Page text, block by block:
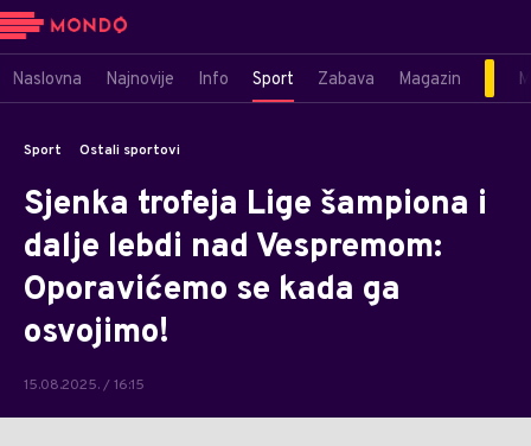
Naslovna Najnovije Info Sport Zabava Magazin
Sport Ostali sportovi
Sjenka trofeja Lige šampiona i
dalje lebdi nad Vespremom:
Oporavićemo se kada ga
osvojimo!
15.08.2025. / 16:15